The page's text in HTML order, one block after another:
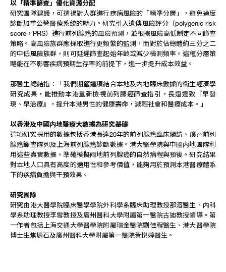
以「精準篩查」優化資源分配
研究團隊建議，可透過對人群進行疾病風險的「精準分層」，避免過度
診斷加重公營醫療系統的壓力。研究引入遺傳風險評分（polygenic risk
score，PRS）進行前列腺癌的風險預測，並根據風險高低制定不同篩查
策略。高風險族群應採取進行更頻繁的監測，而對於佔總體約三分之二
的中低風險族群，則可延遲篩查起始年齡或減少檢測頻率。這種分層策
略能在不影響疾病預期生存率的前提下，進一步提升成本效益。
那醫生總結指：「我們期望這項結合本地及内地臨床數據的衞生經濟學
研究成果，能推動本港重新檢視前列腺癌篩查指引，長遠達致『早發
現、早治療』，提升本港男性的健康壽命，減輕社會和醫療成本。」
以香港及中國内地醫療大數據為研究基礎
這項研究採用的數據包括香港長達20年的前列腺癌臨床隨訪、廣州前列
腺癌篩查隊列及上海前列腺癌診斷數據。港大醫學院與中國内地團隊利
用這些真實數據，準確模擬兩地前列腺癌的自然病程與預後。研究結果
對本地人口具有高度的適用性和參考價值，能夠用於預測本港醫療體系
下的疾病負擔與干預效果。
研究團隊
研究由港大醫學院臨床醫學學院外科學系臨床助理教授那溶醫生、内科
學系助理教授李雪教授及廣州醫科大學附屬第一醫院古迪教授領導。第
一作者包括上海交通大學醫學院附屬瑞金醫院劉佳程醫生、港大醫學院
博士生焦塬石及廣州醫科大學附屬第一醫院黃悅婷醫生。